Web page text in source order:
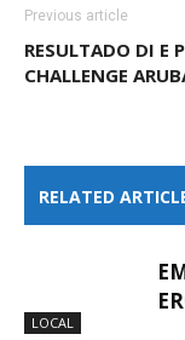
Previous article
RESULTADO DI E
CHALLENGE
RELATED
LOCAL